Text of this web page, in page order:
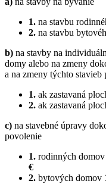
1. na stavbu
2. na stavbu
b) na stavby na
domy alebo na zmeny
a na zmeny týchto stavieb
1. ak zastavaná
2. ak zastavaná
c) na stavebné úpravy
povolenie
1. rodinných
€
2. bytových domov